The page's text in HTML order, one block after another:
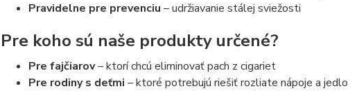
Pravidelne pre prevenciu – udržiavanie stálej sviežosti
Pre koho sú naše produkty určené?
Pre fajčiarov– ktorí chcú eliminovať pach z cigariet
Pre rodiny s deťmi – ktoré potrebujú riešiť rozliate nápoje a jedlo